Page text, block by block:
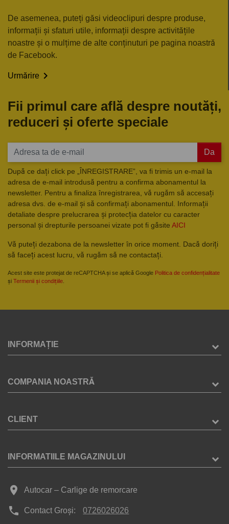
De asemenea, puteți găsi videoclipuri despre produse,
informații și sfaturi utile, informații despre activitățile
noastre și o mulțime de alte conținuturi pe pagina noastră
de Facebook.
Urmărire 
Fii primul care află despre noutăți,
reduceri și oferte speciale
Da
După ce dați click pe „ÎNREGISTRARE”, va fi trimis un e-mail la
adresa de e-mail introdusă pentru a confirma abonamentul la
newsletter. Pentru a finaliza înregistrarea, vă rugăm să accesați
adresa dvs. de e-mail și să confirmați abonamentul. Informații
detaliate despre prelucrarea și protecția datelor cu caracter
personal și drepturile persoanei vizate pot fi găsite AICI
Vă puteți dezabona de la newsletter în orice moment. Dacă doriți
să faceți acest lucru, vă rugăm să ne contactați.
Acest site este protejat de reCAPTCHA și se aplică Google Politica de confidențialitate
și Termenii și condițiile
INFORMAȚIE
COMPANIA NOASTRĂ
CLIENT
INFORMATIILE MAGAZINULUI
place Autocar – Carlige de remorcare
phone Contact Groși: 0726026026